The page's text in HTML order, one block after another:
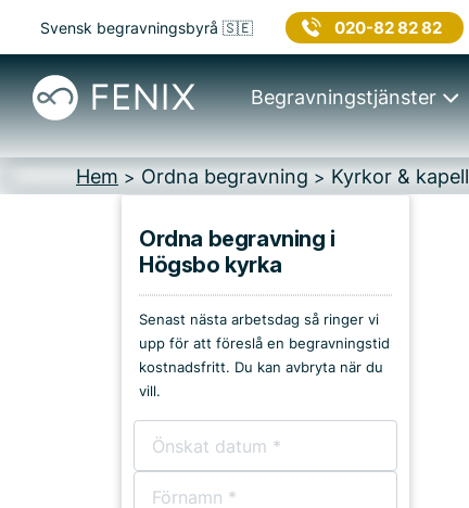
Svensk begravningsbyrå 🇸🇪 020-82 82 82
Begravningstjänster
Hem > Ordna begravning > Kyrkor & kapell
Kyrkor & kapell
Begravningsplatser
Församlingshem
Bårhus
Ordna begravning i
Högsbo kyrka
Senast nästa arbetsdag så ringer vi
upp för att föreslå en begravningstid
kostnadsfritt. Du kan avbryta när du
vill.